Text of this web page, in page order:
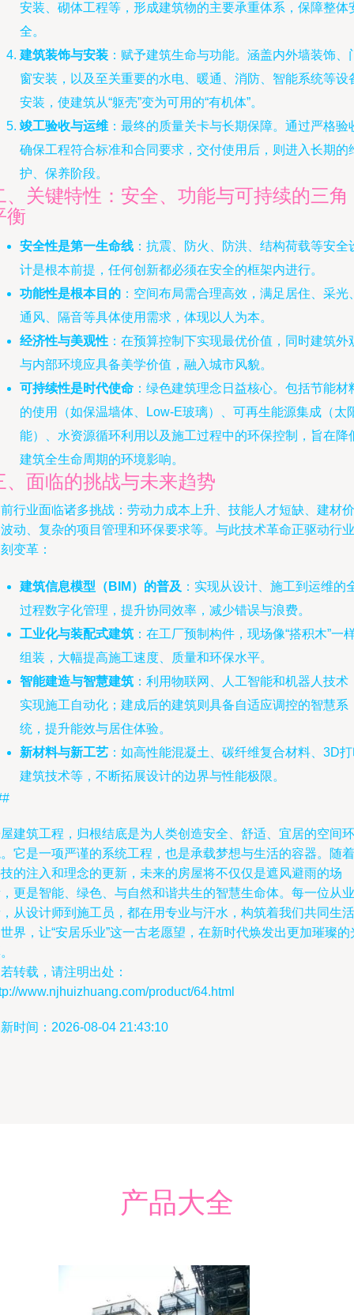
安装、砌体工程等，形成建筑物的主要承重体系，保障整体
全。
建筑装饰与安装 ：赋予建筑生命与功能。涵盖内外墙装饰、
窗安装，以及至关重要的水电、暖通、消防、智能系统等设
安装，使建筑从“躯壳”变为可用的“有机体”。
竣工验收与运维 ：最终的质量关卡与长期保障。通过严格验
确保工程符合标准和合同要求，交付使用后，则进入长期的
护、保养阶段。
、关键特性：安全、功能与可持续的三角
衡
安全性是第一生命线 ：抗震、防火、防洪、结构荷载等安全
计是根本前提，任何创新都必须在安全的框架内进行。
功能性是根本目的 ：空间布局需合理高效，满足居住、采光
通风、隔音等具体使用需求，体现以人为本。
经济性与美观性 ：在预算控制下实现最优价值，同时建筑外
与内部环境应具备美学价值，融入城市风貌。
可持续性是时代使命 ：绿色建筑理念日益核心。包括节能材
的使用（如保温墙体、Low-E玻璃）、可再生能源集成（太
能）、水资源循环利用以及施工过程中的环保控制，旨在降
建筑全生命周期的环境影响。
、面临的挑战与未来趋势
行业面临诸多挑战：劳动力成本上升、技能人才短缺、建材价
动、复杂的项目管理和环保要求等。与此技术革命正驱动行业
变革：
建筑信息模型（BIM）的普及 ：实现从设计、施工到运维的
过程数字化管理，提升协同效率，减少错误与浪费。
工业化与装配式建筑 ：在工厂预制构件，现场像“搭积木”一
组装，大幅提高施工速度、质量和环保水平。
智能建造与智慧建筑 ：利用物联网、人工智能和机器人技术
实现施工自动化；建成后的建筑则具备自适应调控的智慧系
统，提升能效与居住体验。
新材料与新工艺 ：如高性能混凝土、碳纤维复合材料、3D
建筑技术等，不断拓展设计的边界与性能极限。
建筑工程，归根结底是为人类创造安全、舒适、宜居的空间环
它是一项严谨的系统工程，也是承载梦想与生活的容器。随着
的注入和理念的更新，未来的房屋将不仅仅是遮风避雨的场
更是智能、绿色、与自然和谐共生的智慧生命体。每一位从业
从设计师到施工员，都在用专业与汗水，构筑着我们共同生活
界，让“安居乐业”这一古老愿望，在新时代焕发出更加璀璨的
转载，请注明出处：
www.njhuizhuang.com/product/64.html
时间：2026-08-04 21:43:10
产品大全